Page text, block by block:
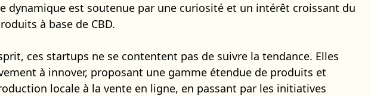
dynamique est soutenue par une curiosité et un intérêt croissant du
à base de CBD.
ces startups ne se contentent pas de suivre la tendance. Elles
à innover, proposant une gamme étendue de produits et
locale à la vente en ligne, en passant par les initiatives